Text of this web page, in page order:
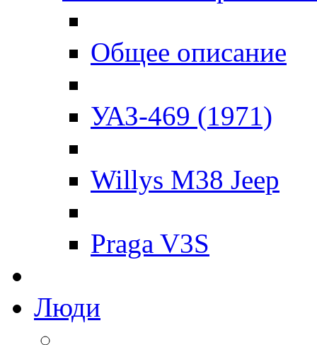
Общее описание
УАЗ-469 (1971)
Willys M38 Jeep
Praga V3S
Люди